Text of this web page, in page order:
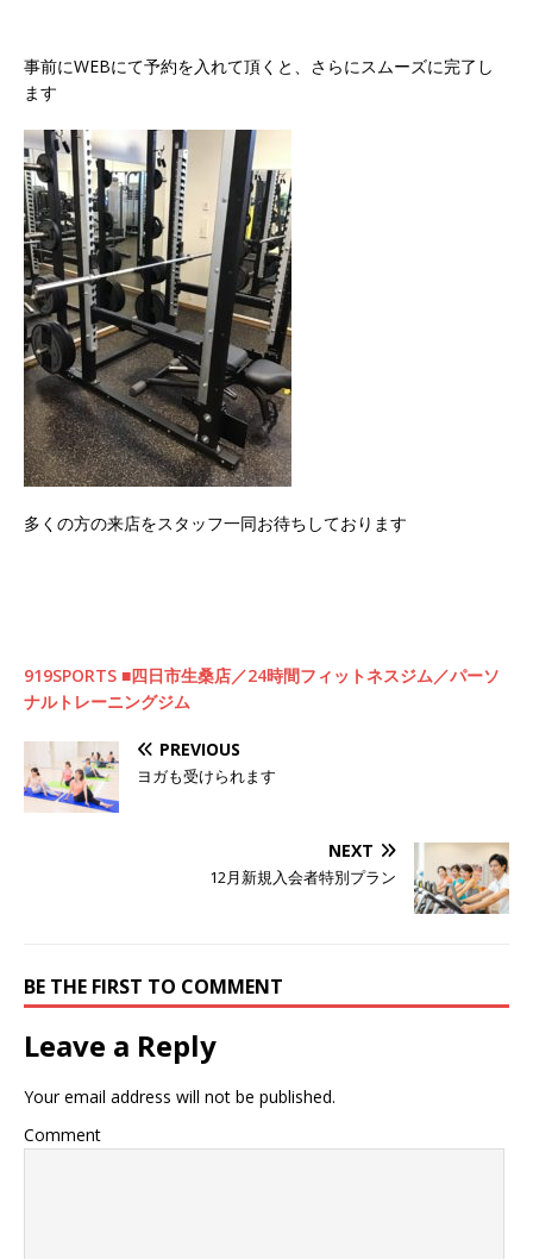
事前にWEBにて予約を入れて頂くと、さらにスムーズに完了し
ます
多くの方の来店をスタッフ一同お待ちしております
919SPORTS ■四日市生桑店／24時間フィットネスジム／パーソ
ナルトレーニングジム
PREVIOUS
ヨガも受けられます
NEXT
12月新規入会者特別プラン
BE THE FIRST TO COMMENT
Leave a Reply
Your email address will not be published.
Comment